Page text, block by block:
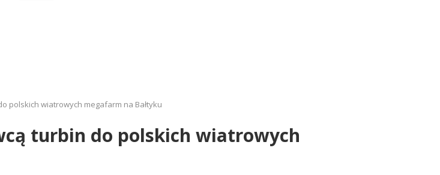
polskich wiatrowych megafarm na Bałtyku
turbin do polskich wiatrowych